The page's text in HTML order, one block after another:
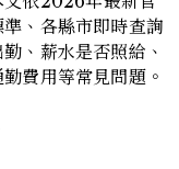
、各縣市即時查詢
、薪水是否照給、
費用等常見問題。